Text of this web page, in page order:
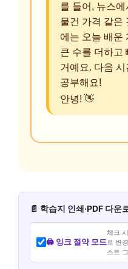
를 들어, 뉴스
물건 가격 같은
에는 오늘 배운
큰 수를 더하고
거예요. 다음
공부해요!
안녕! 👋
📄 학습지 인쇄·PDF 다운
🖨️ 잉크 절약 모드
체크
로 변
스트